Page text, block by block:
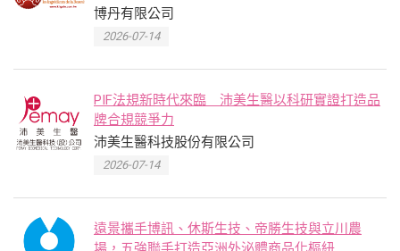
博丹有限公司
2026-07-14
PIF法規新時代來臨 沛美生醫以科研實證打造品
牌合規競爭力
沛美生醫科技股份有限公司
2026-07-14
遠景攜手博訊、休斯生技、帝勝生技與立川農